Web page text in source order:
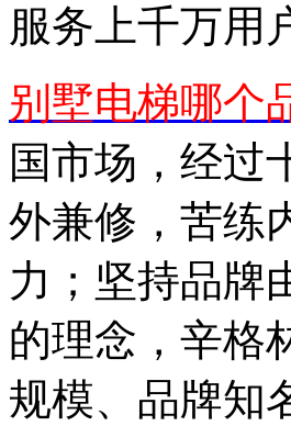
服务上千万用
别墅电梯哪个
国市场，经过
外兼修，苦练
力；坚持品牌
的理念，辛格
规模、品牌知